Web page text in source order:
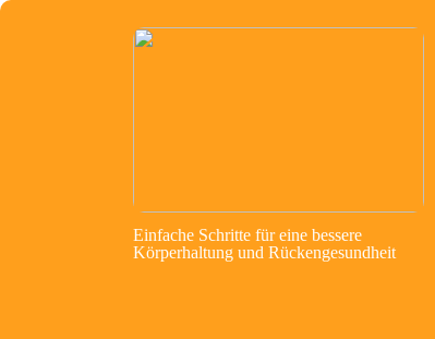
Einfache Schritte für eine bessere
Körperhaltung und Rückengesundheit